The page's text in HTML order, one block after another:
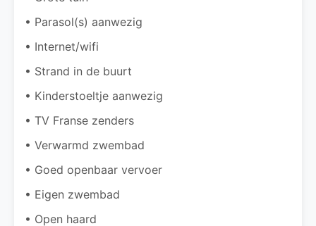
• Parasol(s) aanwezig
• Internet/wifi
• Strand in de buurt
• Kinderstoeltje aanwezig
• TV Franse zenders
• Verwarmd zwembad
• Goed openbaar vervoer
• Eigen zwembad
• Open haard